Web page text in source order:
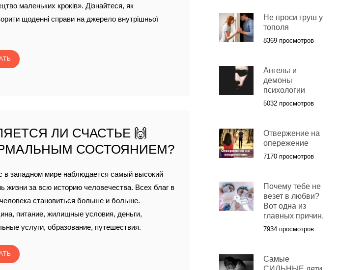
маленьких кроків». Дізнайтеся, як
щоденні справи на джерело внутрішньої
ЛИ СЧАСТЬЕ 🙌
СОСТОЯНИЕМ?
в западном мире наблюдается самый высокий
жизни за всю историю человечества. Всех благ в
становиться больше и больше.
питание, жилищные условия, деньги,
услуги, образование, путешествия.
Не проси груш у
тополя
8369 просмотров
Ангелы и
демоны
психологии
5032 просмотров
Отвержение на
опережение
7170 просмотров
Почему тебе не
везет в любви?
Вот одна из
главных причин.
7934 просмотров
Самые